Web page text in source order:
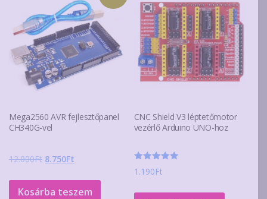
Mega2560 AVR fejlesztőpanel
CH340G-vel
12.000Ft Original
was:
8.750Ft
is:
Kosárba teszem
CNC Shield V3 léptetőmotor
vezérlő Arduino UNO-hoz
Értékelés:
5.00
1.190Ft